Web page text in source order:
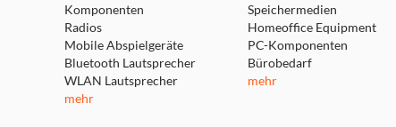
Komponenten
Radios
Mobile Abspielgeräte
Bluetooth Lautsprecher
WLAN Lautsprecher
mehr
Speichermedien
Homeoffice Equipment
PC-Komponenten
Bürobedarf
mehr